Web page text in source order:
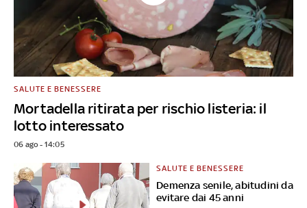
Mortadella ritirata per rischio listeria: il
lotto interessato
SALUTE E BENESSERE
06 ago - 14:05
Demenza senile, abitudini da
evitare dai 45 anni
SALUTE E BENESSERE